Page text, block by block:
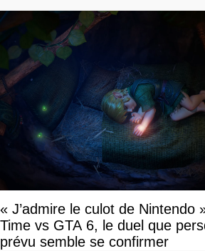
« J’admire le culot de Nintendo
Time vs GTA 6, le duel que
prévu semble se confirmer